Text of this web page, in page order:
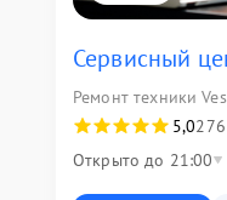
Сервисный
Ремонт техники
5,0
Открыто до 21:00